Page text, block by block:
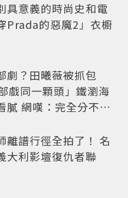
具意義的時尚史和電
Prada的惡魔2」衣櫥
劇？田曦薇被抓包
戲同一顆頭」鐵瀏海
膩 網嘆：完全分不出
離譜行徑全拍了！ 名
大利影壇復仇者聯